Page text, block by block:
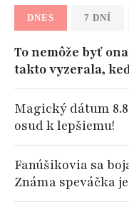
DNES 7 DNÍ
To nemôže byť
takto vyzerala,
Magický dátum
osud k lepšiemu!
Fanúšikovia sa
Známa speváčka